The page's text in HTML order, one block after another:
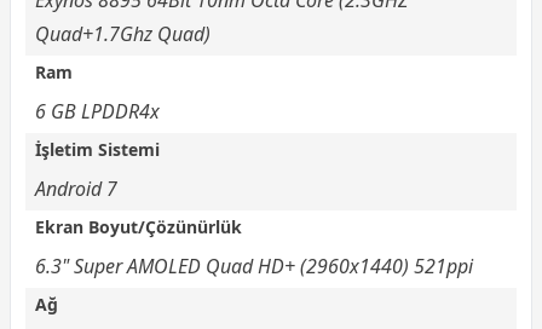
Quad+1.7Ghz Quad)
Ram
6 GB LPDDR4x
İşletim Sistemi
Android 7
Ekran Boyut/Çözünürlük
6.3" Super AMOLED Quad HD+ (2960x1440) 521ppi
Ağ